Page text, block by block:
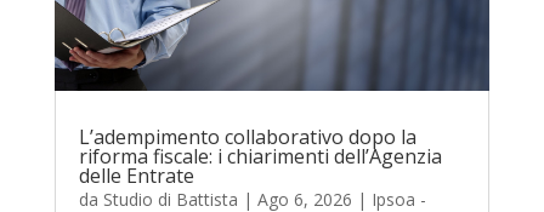
L’adempimento collaborativo dopo la
riforma fiscale: i chiarimenti dell’Agenzia
delle Entrate
da Studio di Battista | Ago 6, 2026 | Ipsoa -